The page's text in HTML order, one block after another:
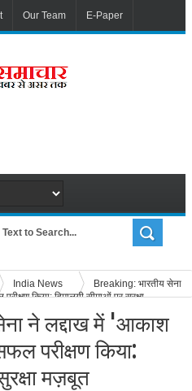
Our Team E-Paper
India News
Breaking: भारतीय सेना
किया: हिमालयी सीमाओं पर सुरक्षा
ने लद्दाख में 'आकाश
परीक्षण किया:
मज़बूत